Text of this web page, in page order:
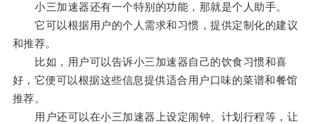
小三加速器还有一个特别的功能，那就是个人助手。
它可以根据用户的个人需求和习惯，提供定制化的建议
和推荐。
比如，用户可以告诉小三加速器自己的饮食习惯和喜
好，它便可以根据这些信息提供适合用户口味的菜谱和餐馆
推荐。
用户还可以在小三加速器上设定闹钟、计划行程等，让